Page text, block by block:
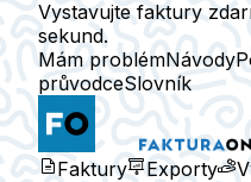
Vystavujte faktury
sekund.
Mám problémNávody
průvodceSlovník
Faktury Exporty